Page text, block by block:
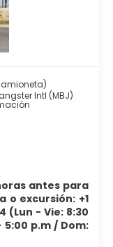
Intl (MBJ)
antes para
o excursión: +1
(Lun - Vie: 8:30
5:00 p.m / Dom: